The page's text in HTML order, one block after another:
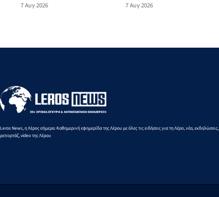
νήμα μπορούμε και πρέπει
7 Αυγ 2026
Δημήτρη Καρατσώρη
7 Αυγ 2026
Leros News, η Λέρος σήμερα: Καθημερινή εφημερίδα της Λέρου με όλες τις ειδήσεις για τη Λέρο, νέα, εκδηλώσεις,
ρεπορτάζ, video της Λέρου